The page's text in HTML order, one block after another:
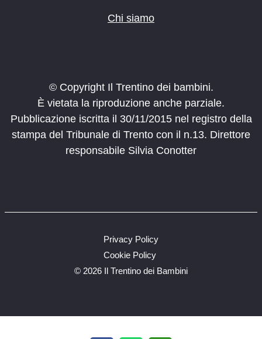
Chi siamo
© Copyright Il Trentino dei bambini.
È vietata la riproduzione anche parziale.
Pubblicazione iscritta il 30/11/2015 nel registro della
stampa del Tribunale di Trento con il n.13. Direttore
responsabile Silvia Conotter
© 2026 Il Trentino dei Bambini
Privacy Policy
Cookie Policy